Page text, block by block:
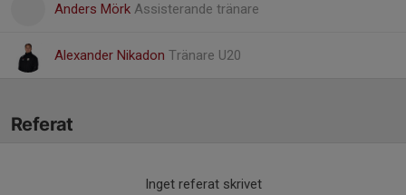
Anders Mörk Assisterande tränare
Alexander Nikadon Tränare U20
Referat
Inget referat skrivet